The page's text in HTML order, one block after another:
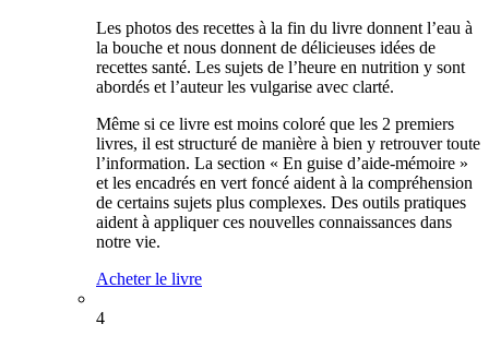
Les photos des recettes à la fin du livre donnent l’eau à
la bouche et nous donnent de délicieuses idées de
recettes santé. Les sujets de l’heure en nutrition y sont
abordés et l’auteur les vulgarise avec clarté.
Même si ce livre est moins coloré que les 2 premiers
livres, il est structuré de manière à bien y retrouver toute
l’information. La section « En guise d’aide-mémoire »
et les encadrés en vert foncé aident à la compréhension
de certains sujets plus complexes. Des outils pratiques
aident à appliquer ces nouvelles connaissances dans
notre vie.
Acheter le livre
4